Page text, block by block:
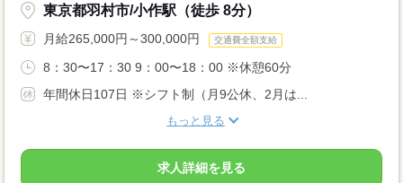
東京都羽村市/小作駅（徒歩 8分）
月給265,000円～300,000円 交通費全額支給
8：30〜17：30 9：00〜18：00 ※休憩60分
年間休日107日 ※シフト制（月9公休、2月は...
もっと見る
求人詳細を見る